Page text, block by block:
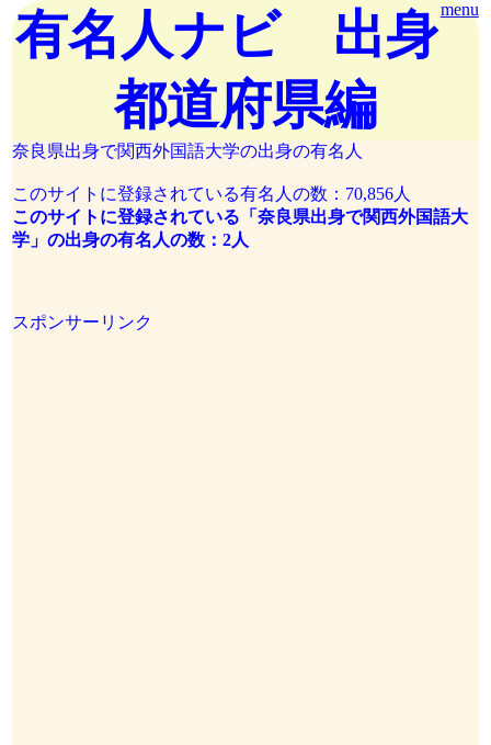
menu
有名人ナビ 出身
都道府県編
奈良県出身で関西外国語大学の出身の有名人
このサイトに登録されている有名人の数：70,856人
このサイトに登録されている「奈良県出身で関西外国語大
学」の出身の有名人の数：2人
スポンサーリンク